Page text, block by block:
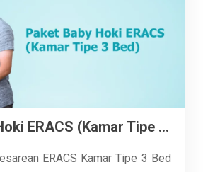
Paket Baby Hoki ERACS (Kamar Tipe 3 Bed)
ERACS Kamar Tipe 3 Bed